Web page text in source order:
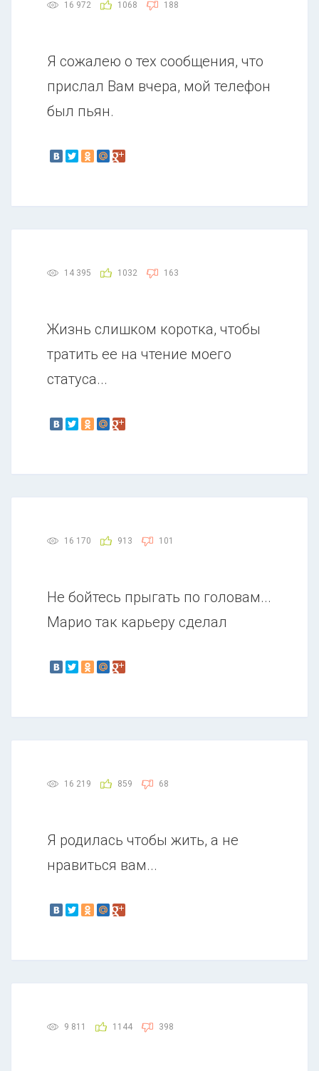
16 972 1068 188
Я сожалею о тех сообщения, что
прислал Вам вчера, мой телефон
был пьян.
14 395 1032 163
Жизнь слишком коротка, чтобы
тратить ее на чтение моего
статуса...
16 170 913 101
Не бойтесь прыгать по головам...
Марио так карьеру сделал
16 219 859 68
Я родилась чтобы жить, а не
нравиться вам...
9 811 1144 398